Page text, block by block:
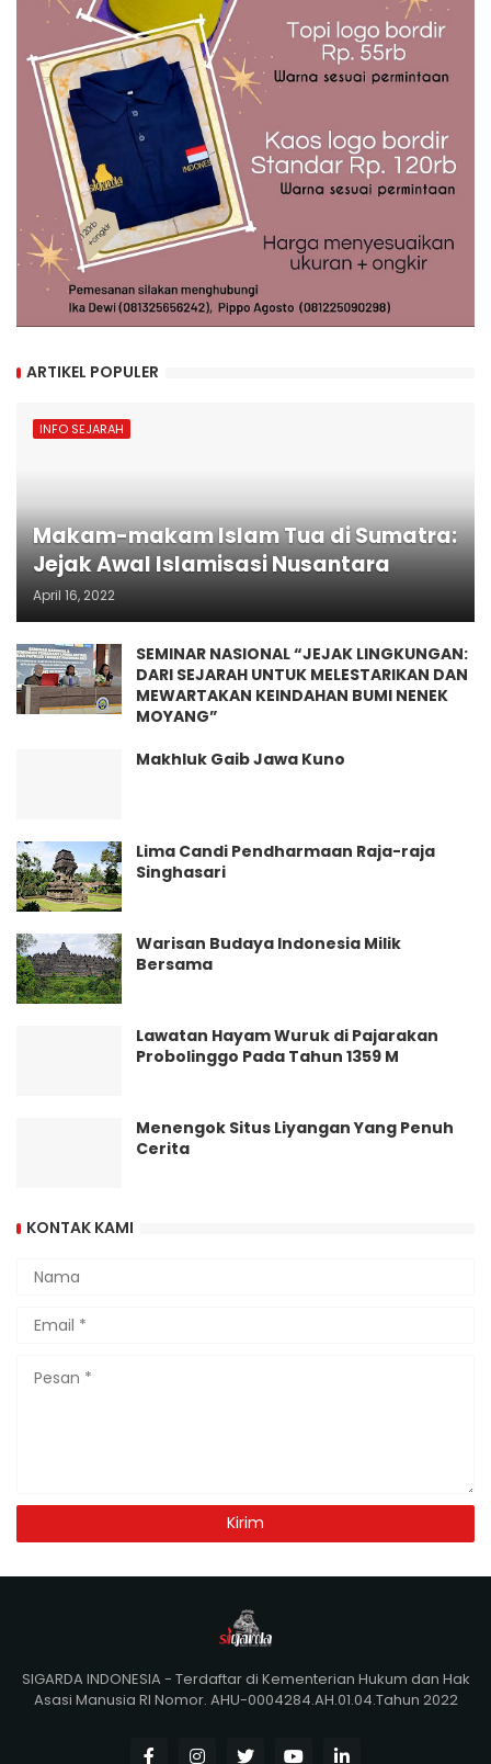
ARTIKEL POPULER
INFO SEJARAH
Makam-makam Islam Tua di Sumatra:
Jejak Awal Islamisasi Nusantara
April 16, 2022
SEMINAR NASIONAL “JEJAK LINGKUNGAN:
DARI SEJARAH UNTUK MELESTARIKAN DAN
MEWARTAKAN KEINDAHAN BUMI NENEK
MOYANG”
Makhluk Gaib Jawa Kuno
Lima Candi Pendharmaan Raja-raja
Singhasari
Warisan Budaya Indonesia Milik
Bersama
Lawatan Hayam Wuruk di Pajarakan
Probolinggo Pada Tahun 1359 M
Menengok Situs Liyangan Yang Penuh
Cerita
KONTAK KAMI
SIGARDA INDONESIA - Terdaftar di Kementerian Hukum dan Hak
Asasi Manusia RI Nomor. AHU-0004284.AH.01.04.Tahun 2022